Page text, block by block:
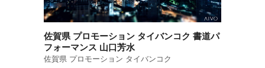
佐賀県 プロモーション タイバンコク 書道パ
フォーマンス 山口芳水
佐賀県 プロモーション タイバンコク